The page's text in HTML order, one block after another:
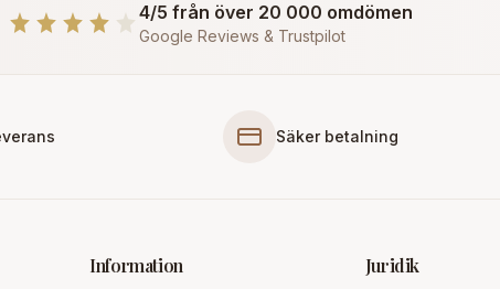
4/5 från över 20 000 omdömen
Google Reviews & Trustpilot
Säker betalning
Information Juridik